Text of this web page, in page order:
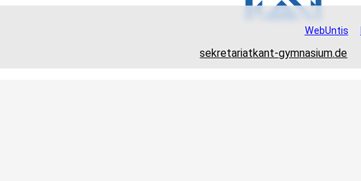
WebUntis
sekretariat@
kant-gymnasium.de